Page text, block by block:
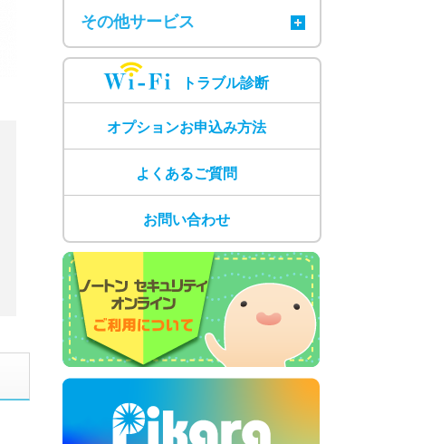
その他サービス
トラブル診断
オプションお申込み方法
よくあるご質問
お問い合わせ